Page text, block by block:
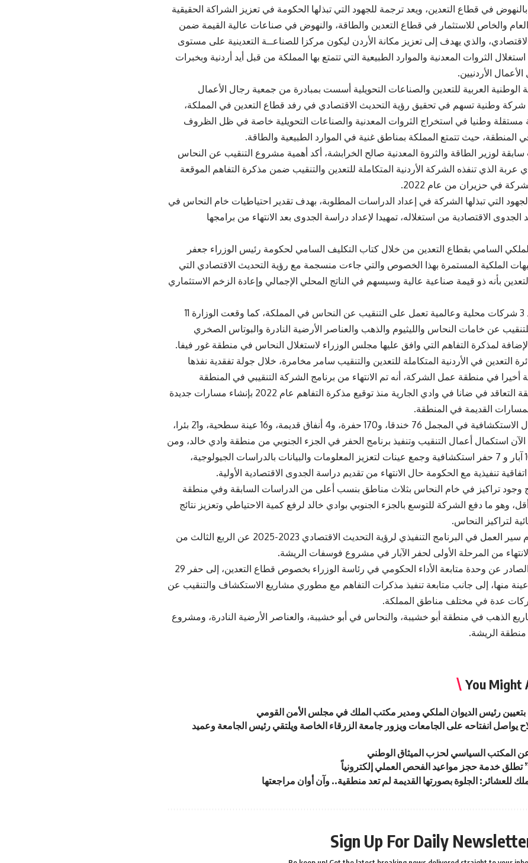
بالنهوض في قطاع التعدين، ويعد ترجمة للجهود التي تبذلها الحكومة في تعزيز الشراكة الحقيقية
والخاص للاستثمار في قطاع التعدين والطاقة، والنهوض في صناعات عالية القيمة ضمن
والذي يهدف إلى تعزيز مكانة الأردن ليكون مركزا للصناعــة التعدينية على مستوى
الثروات المعدنية والموارد الطبيعية التي تتمتع بها المملكة من قبل أيد أردنية وبخبرات
الأردنيين.
الوطنية العربية للتعدين والصناعات التحويلية أسست بمبادرة من جمعية رجال الأعمال
شركة وطنية تسهم في تحقيق رؤية التحديث الاقتصادي في رفد قطاع التعدين في المملكة،
مستقلة وطنيا في استخراج الثروات المعدنية والصناعات التحويلية خاصة في ظل الظروف
المنطقة، حيث تتمتع المملكة بمناطق غنية في الموارد الطبيعية والطاقة.
لوزير الطاقة والثروة المعدنية صالح الخرابشة، أكد أهمية مشروع التنقيب عن النحاس
الذي تنفذه الشركة الأردنية المتكاملة للتعدين والتنقيب ضمن مذكرة التفاهم الموقعة
في حزيران من عام 2022.
التي تبذلها الشركة في إعداد الدراسات المطلوبة، بهدف تقدير احتياطيات خام النحاس في
الجدوى الاقتصادية من استغلاله، تمهيدا لإعداد دراسة الجدوى بعد الانتهاء من برامجها
الملكي السامي بقطاع التعدين من خلال كتاب التكليف السامي لحكومة رئيس الوزراء جعفر
الملكية المستمرة بهذا الخصوص والتي جاءت منسجمة مع رؤية التحديث الاقتصادي التي
بأنه ذو قيمة صناعية عالية وسيسهم في الناتج المحلي الإجمالي وإعادة الزخم الاستثماري
يشار إلى وجود 3 شركات محلية وعالمية تعمل على التنقيب عن النحاس في المملكة، كما وقعت الوزارة 11
عن خامات النحاس والليثيوم والذهب والعناصر الأرضية النادرة والبوتاس الصخري
لمذكرة التفاهم التي وافق عليها مجلس الوزراء لاستغلال النحاس في منطقة غور فيفا.
التعدين في الأردنية المتكاملة للتعدين والتنقيب سامر مخامرة، خلال جولة تفقدية نفذها
أخيرا في منطقة عمل الشركة، أنه تم الانتهاء من برنامج الشركة التنقيبي في المنطقة
الشمالية لمنطقة التعاقد في ضانا في وادي الجارية منذ توقيع مذكرة التفاهم عام 2022 بإنشاء مسارات جديدة
القديمة في المنطقة.
وشملت الأعمال الاستكشافية في المجمل 76 خندقا، و170 حفرة، و4 أنفاق قديمة، و16 عينة سطحية، و21 بئرا،
استكمال أعمال التنقيب وتنفيذ برنامج الحفر في الجزء الجنوبي من منطقة وادي خالد، ومن
المتوقع حفر 10 آبار و 7 حفر استكشافية وجمع عينات لتعزيز المعلومات والبيانات بالدراسات الجيولوجية،
تنفيذية مع الحكومة حال الانتهاء من تقديم دراسة الجدوى الاقتصادية الأولية.
وجود تراكيز في خام النحاس بثلاث مناطق بنسب أعلى من الدراسات السابقة وفي منطقة
وهو ما دفع الشركة للتوسع بالجزء الجنوبي بوادي خالد لرفع كمية الاحتياطي وتعزيز نتائج
لتراكيز النحاس.
وأكد تقرير تقدم سير العمل في البرنامج التنفيذي لرؤية التحديث الاقتصادي 2023-2025 عن الربع الثالث من
من المرحلة الأولى لحفر الآبار في مشروع فوسفات الريشة.
وأشار التقرير الصادر عن وحدة متابعة الأداء الحكومي في رئاسة الوزراء بخصوص قطاع التعدين، إلى حفر 29
بئرا وأخذ 324 عينة منها، إلى جانب متابعة تنفيذ مذكرات التفاهم مع مطوري مشاريع الاستكشاف والتنقيب عن
عدة في مختلف مناطق المملكة.
الذهب في منطقة أبو خشيبة، والنحاس في أبو خشيبة، والعناصر الأرضية النادرة، ومشروع
الريشة.
You Might
بتعيين رئيس الديوان الملكي ومدير مكتب الملك في مجلس الأمن القومي
يواصل انفتاحه على الجامعات ويزور جامعة الزرقاء الخاصة ويلتقي رئيس الجامعة وعميد
المكتب السياسي لحزب الميثاق الوطني
خدمة حجز مواعيد الفحص العملي إلكترونياً
للعشائر: الجلوة بصورتها القديمة لم تعد منطقية.. وآن أوان مراجعتها
Sign Up For Daily